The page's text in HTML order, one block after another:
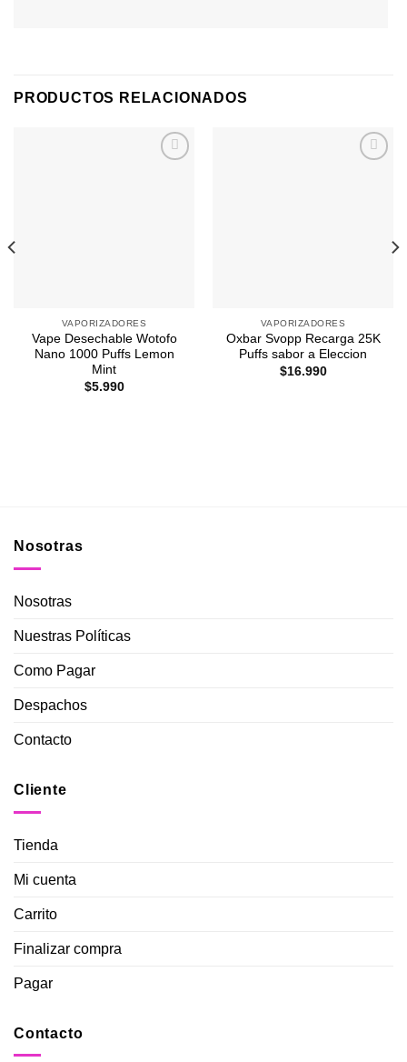
PRODUCTOS RELACIONADOS
VAPORIZADORES
Vape Desechable Wotofo
Nano 1000 Puffs Lemon
Mint
$5.990
VAPORIZADORES
Oxbar Svopp Recarga 25K
Puffs sabor a Eleccion
$16.990
Nosotras
Nosotras
Nuestras Políticas
Como Pagar
Despachos
Contacto
Cliente
Tienda
Mi cuenta
Carrito
Finalizar compra
Pagar
Contacto